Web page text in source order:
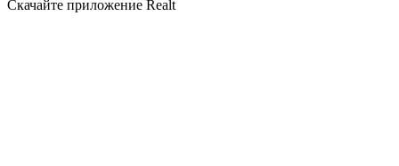
Скачайте приложение Realt